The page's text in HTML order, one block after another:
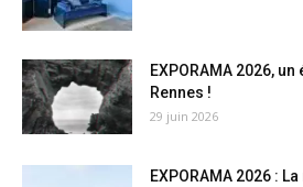
EXPORAMA 2026,
Rennes !
29 juin 2026
EXPORAMA 2026 :